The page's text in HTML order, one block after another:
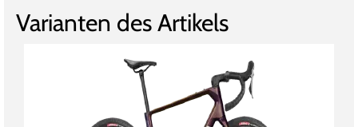
Varianten des Artikels